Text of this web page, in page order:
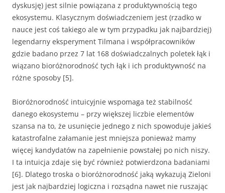
dyskusję) jest silnie powiązana z produktywnością tego
ekosystemu. Klasycznym doświadczeniem jest (rzadko w
nauce jest coś takiego ale w tym przypadku jak najbardziej)
legendarny eksperyment Tilmana i współpracowników
gdzie badano przez 7 lat 168 doświadczalnych poletek łąk i
wiązano bioróżnorodność tych łąk i ich produktywność na
różne sposoby [5].
Bioróżnorodność intuicyjnie wspomaga też stabilność
danego ekosystemu – przy większej liczbie elementów
szansa na to, że usunięcie jednego z nich spowoduje jakieś
katastrofalne załamanie jest mniejsza ponieważ mamy
więcej kandydatów na zapełnienie powstałej po nich niszy.
I ta intuicja zdaje się być również potwierdzona badaniami
[6]. Dlatego troska o bioróżnorodność jaką wykazują Zieloni
jest jak najbardziej logiczna i rozsądna nawet nie ruszając